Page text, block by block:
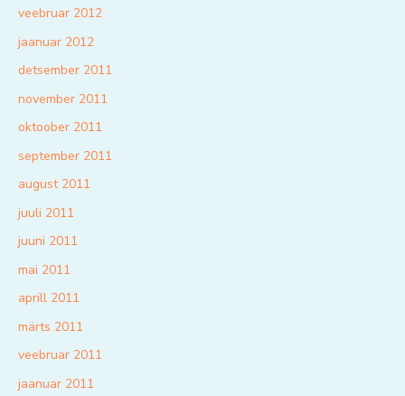
veebruar 2012
jaanuar 2012
detsember 2011
november 2011
oktoober 2011
september 2011
august 2011
juuli 2011
juuni 2011
mai 2011
aprill 2011
märts 2011
veebruar 2011
jaanuar 2011